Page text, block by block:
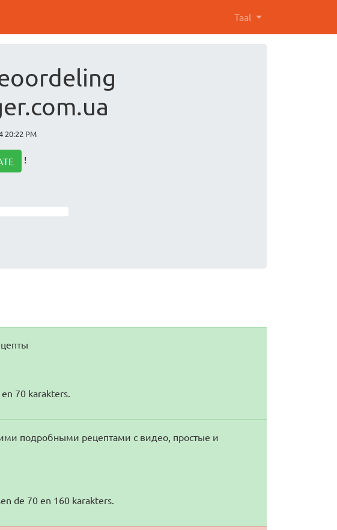
Taal
20:22 PM
!
70 karakters.
подробными рецептами с видео, простые и
de 70 en 160 karakters.